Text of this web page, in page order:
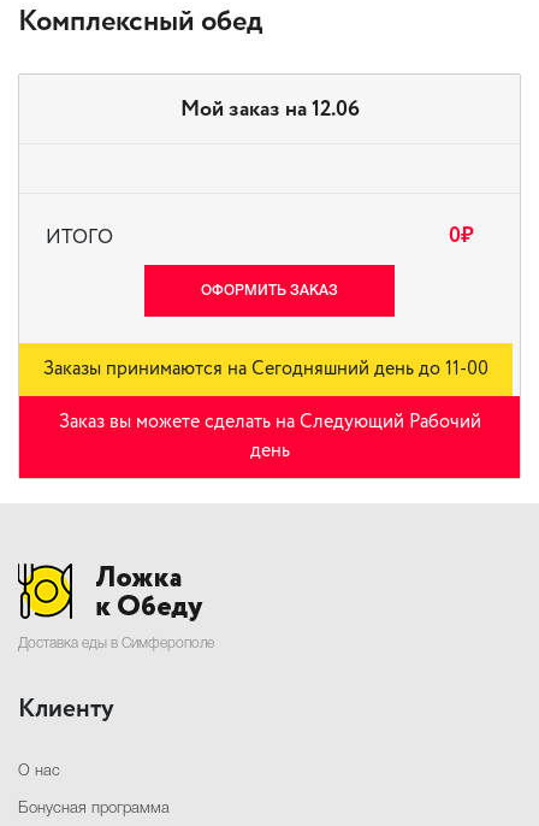
Комплексный обед
Мой заказ на 12.06
ИТОГО 0₽
ОФОРМИТЬ ЗАКАЗ
Заказы принимаются на Сегодняшний день до 11-00
Заказ вы можете сделать на Следующий Рабочий
день
Доставка еды в Симферополе
Клиенту
О нас
Бонусная программа